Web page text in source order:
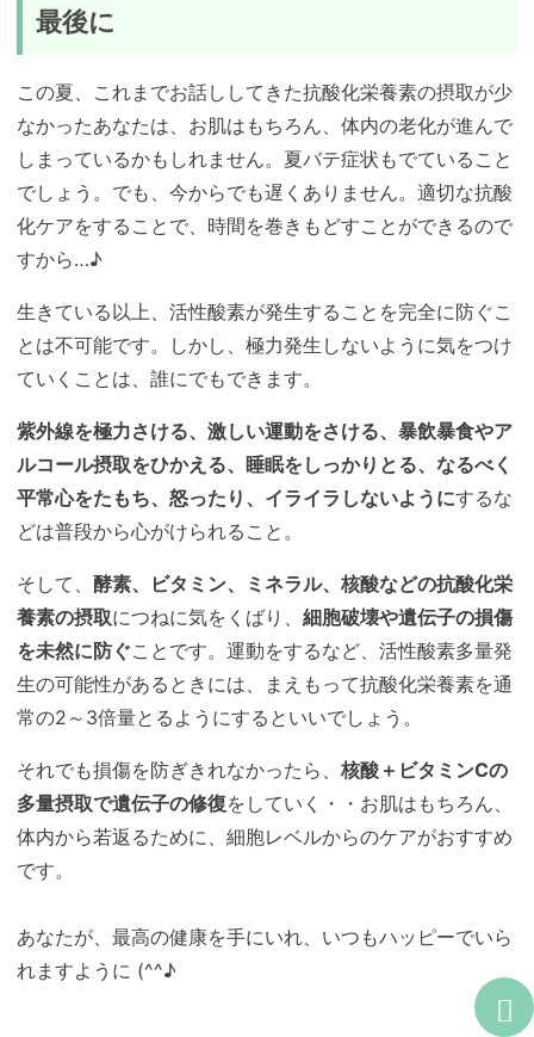
最後に
この夏、これまでお話ししてきた抗酸化栄養素の摂取が少
なかったあなたは、お肌はもちろん、体内の老化が進んで
しまっているかもしれません。夏バテ症状もでていること
でしょう。でも、今からでも遅くありません。適切な抗酸
化ケアをすることで、時間を巻きもどすことができるので
すから…♪
生きている以上、活性酸素が発生することを完全に防ぐこ
とは不可能です。しかし、極力発生しないように気をつけ
ていくことは、誰にでもできます。
紫外線を極力さける、激しい運動をさける、暴飲暴食やア
ルコール摂取をひかえる、睡眠をしっかりとる、なるべく
平常心をたもち、怒ったり、イライラしないようにするな
どは普段から心がけられること。
そして、 酵素、ビタミン、ミネラル、核酸などの抗酸化栄
養素の摂取につねに気をくばり、 細胞破壊や遺伝子の損傷
を未然に防ぐことです。運動をするなど、活性酸素多量発
生の可能性があるときには、まえもって抗酸化栄養素を通
常の2～3倍量とるようにするといいでしょう。
それでも損傷を防ぎきれなかったら、 核酸＋ビタミンCの
多量摂取で遺伝子の修復をしていく・・お肌はもちろん、
体内から若返るために、細胞レベルからのケアがおすすめ
です。
あなたが、最高の健康を手にいれ、いつもハッピーでいら
れますように (^^♪